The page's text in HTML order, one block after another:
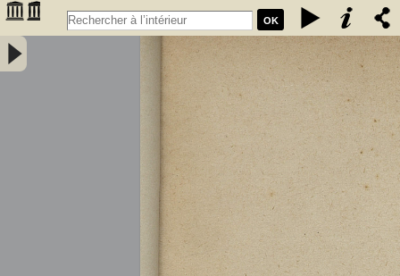
OK
Vinification des vins rouges ordinaires à la petite propriété : extrait
des conférences faites à l'Association des anciens élèves de l'école
communale de Portet (Haute-Garonne) / par A. Lacassagne,... -